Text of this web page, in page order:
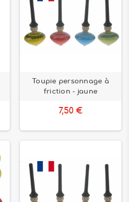
Toupie personnage à
friction - jaune
7,50 €